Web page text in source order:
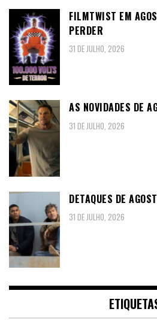
FILMTWIST EM
PERDER
31 DE JULHO, 2026
AS NOVIDADES DE
31 DE JULHO, 2026
DETAQUES DE
31 DE JULHO, 2026